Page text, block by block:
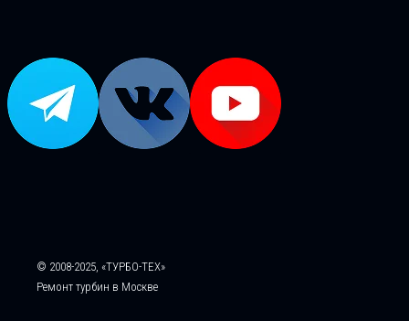
© 2008-2025, «ТУРБО-ТЕХ»
Ремонт турбин в Москве